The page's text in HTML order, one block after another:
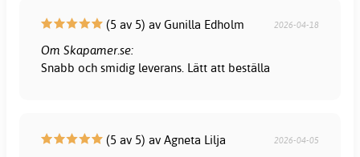
(5 av 5) av Gunilla Edholm 2026-04-18
Om Skapamer.se:
Snabb och smidig leverans. Lätt att beställa
(5 av 5) av Agneta Lilja 2026-04-05